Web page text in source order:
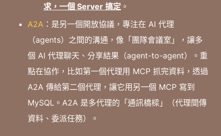
求，一個 Server 搞定 。
A2A ：是另一個開放協議，專注在 AI 代理
（agents）之間的溝通，像「團隊會議室」，讓多
個 AI 代理聊天、分享結果（agent-to-agent）。重
點在協作，比如第一個代理用 MCP 抓完資料，透過
A2A 傳給第二個代理，讓它用另一個 MCP 寫到
MySQL。A2A 是多代理的「通訊橋樑」（代理間傳
資料、委派任務）。